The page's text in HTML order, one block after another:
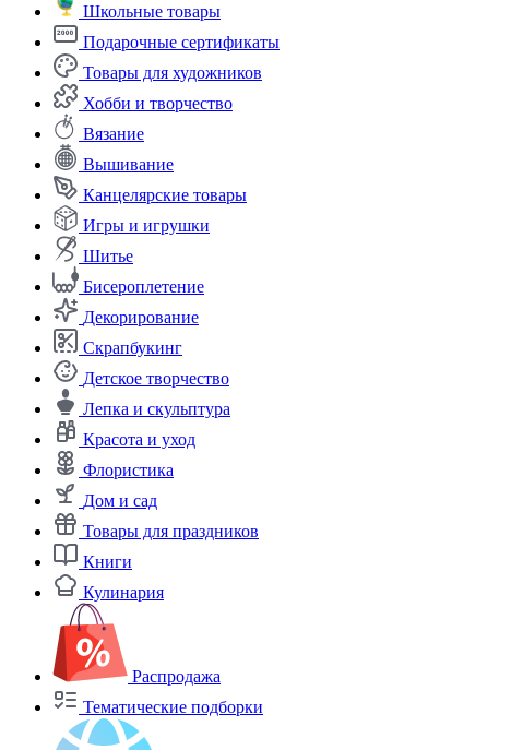
Школьные товары
Подарочные сертификаты
Товары для художников
Хобби и творчество
Вязание
Вышивание
Канцелярские товары
Игры и игрушки
Шитье
Бисероплетение
Декорирование
Скрапбукинг
Детское творчество
Лепка и скульптура
Красота и уход
Флористика
Дом и сад
Товары для праздников
Книги
Кулинария
Распродажа
Тематические подборки